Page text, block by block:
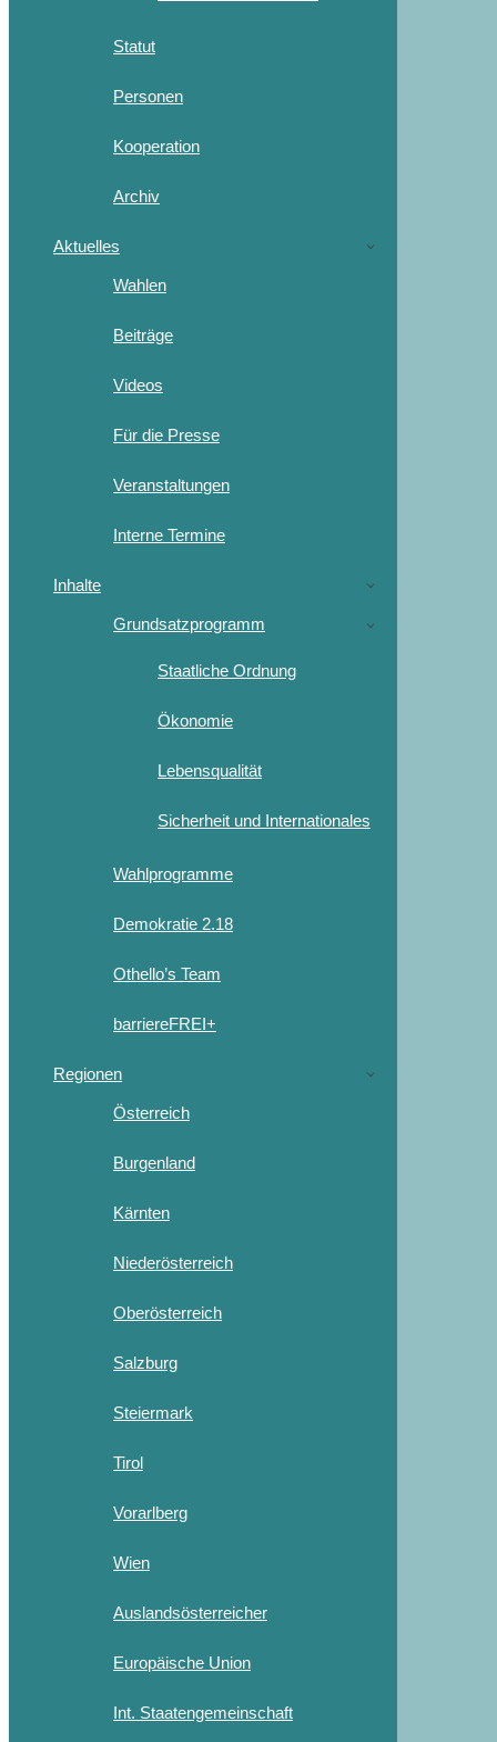
Statut
Personen
Kooperation
Archiv
Aktuelles
Wahlen
Beiträge
Videos
Für die Presse
Veranstaltungen
Interne Termine
Inhalte
Grundsatzprogramm
Staatliche Ordnung
Ökonomie
Lebensqualität
Sicherheit und Internationales
Wahlprogramme
Demokratie 2.18
Othello’s Team
barriereFREI+
Regionen
Österreich
Burgenland
Kärnten
Niederösterreich
Oberösterreich
Salzburg
Steiermark
Tirol
Vorarlberg
Wien
Auslandsösterreicher
Europäische Union
Int. Staatengemeinschaft